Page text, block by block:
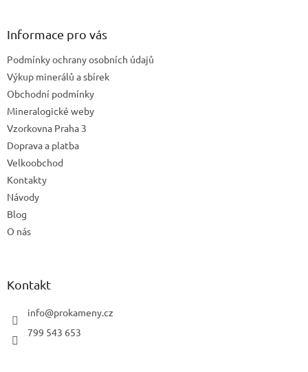
Informace pro vás
Podmínky ochrany osobních údajů
Výkup minerálů a sbírek
Obchodní podmínky
Mineralogické weby
Vzorkovna Praha 3
Doprava a platba
Velkoobchod
Kontakty
Návody
Blog
O nás
Kontakt
info@prokameny.cz
799 543 653